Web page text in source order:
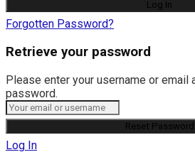
Forgotten Password?
Retrieve your password
Please enter your username or
password.
Log In